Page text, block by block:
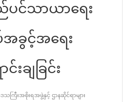
ပင်သာယာရေး
ခွင့်အရေး
းချခြင်း
သကြီးအစိုးရအဖွဲ့နှင့် ဌာနဆိုင်ရာများ